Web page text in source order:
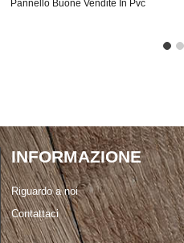
Pannello Buone Vendite In Pvc
INFORMAZIONE
Riguardo a noi
Contattaci